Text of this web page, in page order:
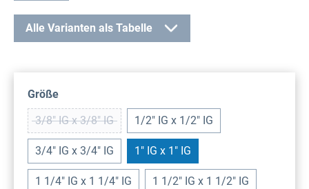
Alle Varianten als Tabelle
Größeauswählen
3/8" IG x 3/8" IG(Diese Option ist zurzeit nicht verfügbar.)
1/2" IG x 1/2" IG
3/4" IG x 3/4" IG 1" IG x 1" IG
1 1/4" IG x 1 1/4" IG 1 1/2" IG x 1 1/2" IG